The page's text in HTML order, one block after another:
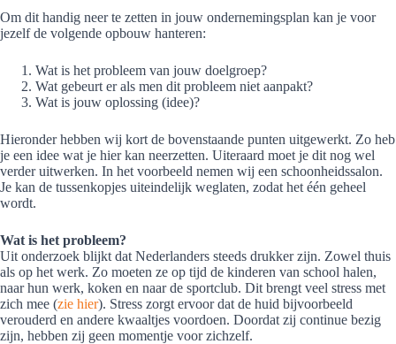
Om dit handig neer te zetten in jouw ondernemingsplan kan je voor
jezelf de volgende opbouw hanteren:
Wat is het probleem van jouw doelgroep?
Wat gebeurt er als men dit probleem niet aanpakt?
Wat is jouw oplossing (idee)?
Hieronder hebben wij kort de bovenstaande punten uitgewerkt. Zo heb
je een idee wat je hier kan neerzetten. Uiteraard moet je dit nog wel
verder uitwerken. In het voorbeeld nemen wij een schoonheidssalon.
Je kan de tussenkopjes uiteindelijk weglaten, zodat het één geheel
wordt.
Wat is het probleem?
Uit onderzoek blijkt dat Nederlanders steeds drukker zijn. Zowel thuis
als op het werk. Zo moeten ze op tijd de kinderen van school halen,
naar hun werk, koken en naar de sportclub. Dit brengt veel stress met
zich mee (zie hier). Stress zorgt ervoor dat de huid bijvoorbeeld
verouderd en andere kwaaltjes voordoen. Doordat zij continue bezig
zijn, hebben zij geen momentje voor zichzelf.